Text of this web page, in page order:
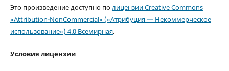
Это произведение доступно полицензии Creative Commons
«Attribution-NonCommercial» («Атрибуция — Некоммерческое
использование») 4.0 Всемирная.
Условия лицензии